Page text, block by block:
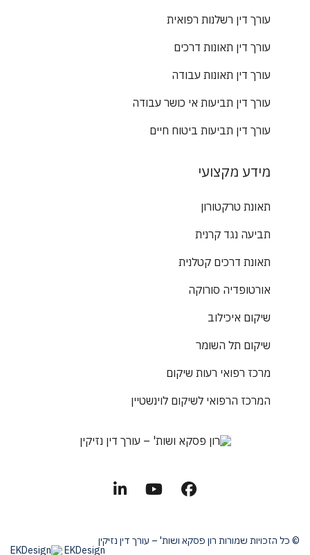
עורך דין רשלנות רפואית
עורך דין תאונות דרכים
עורך דין תאונות עבודה
עורך דין תביעות אי כושר עבודה
עורך דין תביעות ביטוח חיים
מידע מקצועי
תאונת טרקטורון
תביעה נגד קרנית
תאונת דרכים קטלנית
אורטופדיה סורוקה
שיקום איכילוב
שיקום תל השומר
מרכז רפואי רעות שיקום
המרכז הרפואי לשיקום לוינשטיין
© כל הזכויות שמורות רון פסקא ושות' – עורך דין נזיקין
EKDesign